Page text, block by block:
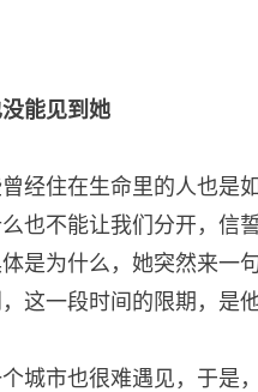
能见到她
经住在生命里的人也是
也不能让我们分开，信
是为什么，她突然来一
这一段时间的限期，是
城市也很难遇见，于是